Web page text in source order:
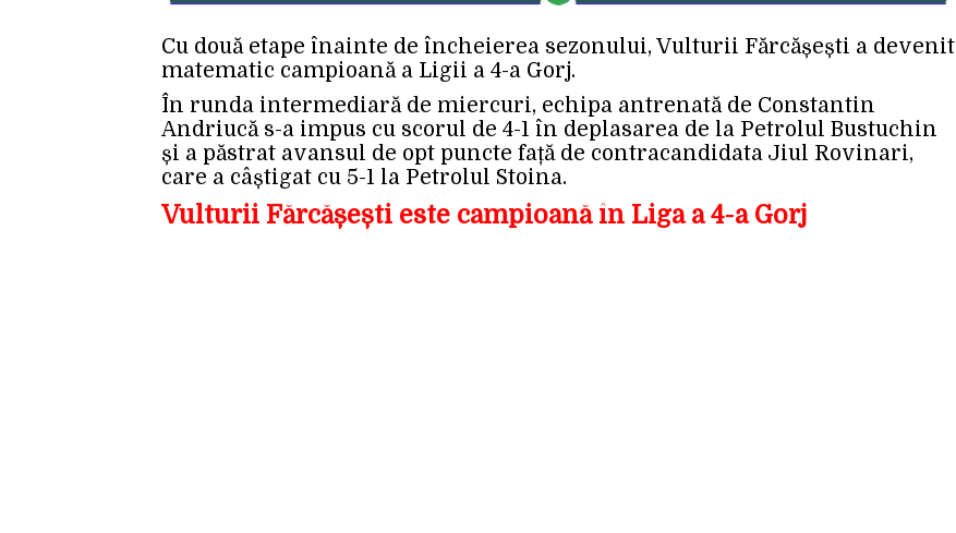
Cu două etape înainte de încheierea sezonului, Vulturii Fărcășești a devenit
matematic campioană a Ligii a 4-a Gorj.
În runda intermediară de miercuri, echipa antrenată de Constantin
Andriucă s-a impus cu scorul de 4-1 în deplasarea de la Petrolul Bustuchin
și a păstrat avansul de opt puncte față de contracandidata Jiul Rovinari,
care a câștigat cu 5-1 la Petrolul Stoina.
Vulturii Fărcășești este campioană în Liga a 4-a Gorj